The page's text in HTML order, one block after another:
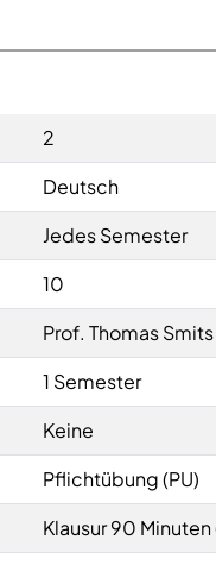
2
Deutsch
Jedes Semester
10
Prof. Thomas Smits
1 Semester
Keine
Pflichtübung (PU)
Klausur 90 Minuten